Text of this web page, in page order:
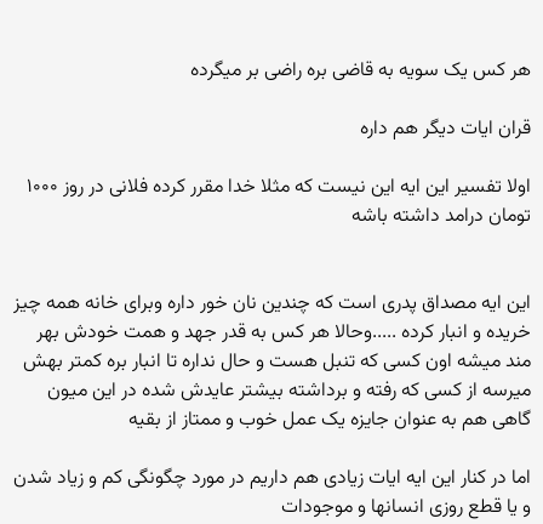
هر کس یک سویه به قاضی بره راضی بر میگرده
قران ایات دیگر هم داره
اولا تفسیر این ایه این نیست که مثلا خدا مقرر کرده فلانی در روز ۱۰۰۰
تومان درامد داشته باشه
این ایه مصداق پدری است که چندین نان خور داره وبرای خانه همه چیز
خریده و انبار کرده .....وحالا هر کس به قدر جهد و همت خودش بهر
مند میشه اون کسی که تنبل هست و حال نداره تا انبار بره کمتر بهش
میرسه از کسی که رفته و برداشته بیشتر عایدش شده در این میون
گاهی هم به عنوان جایزه یک عمل خوب و ممتاز از بقیه
اما در کنار این ایه ایات زیادی هم داریم در مورد چگونگی کم و زیاد شدن
و یا قطع روزی انسانها و موجودات